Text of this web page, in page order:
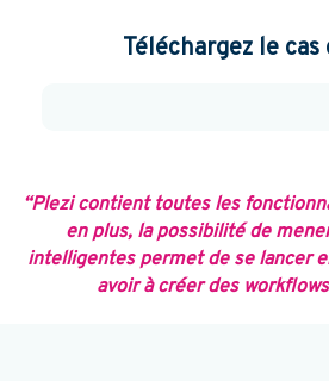
Téléchargez le cas
“Plezi contient toutes les
en plus, la possibilité de
intelligentes permet de se lancer
avoir à créer des